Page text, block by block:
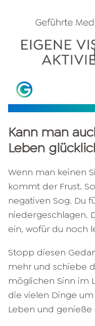
Kann man
Leben
Wenn man keinen
kommt der Frust.
negativen Sog. Du
niedergeschlagen.
ein, wofür du noch
Stopp diesen
mehr und schiebe
möglichen Sinn im
die vielen Dinge
Leben und